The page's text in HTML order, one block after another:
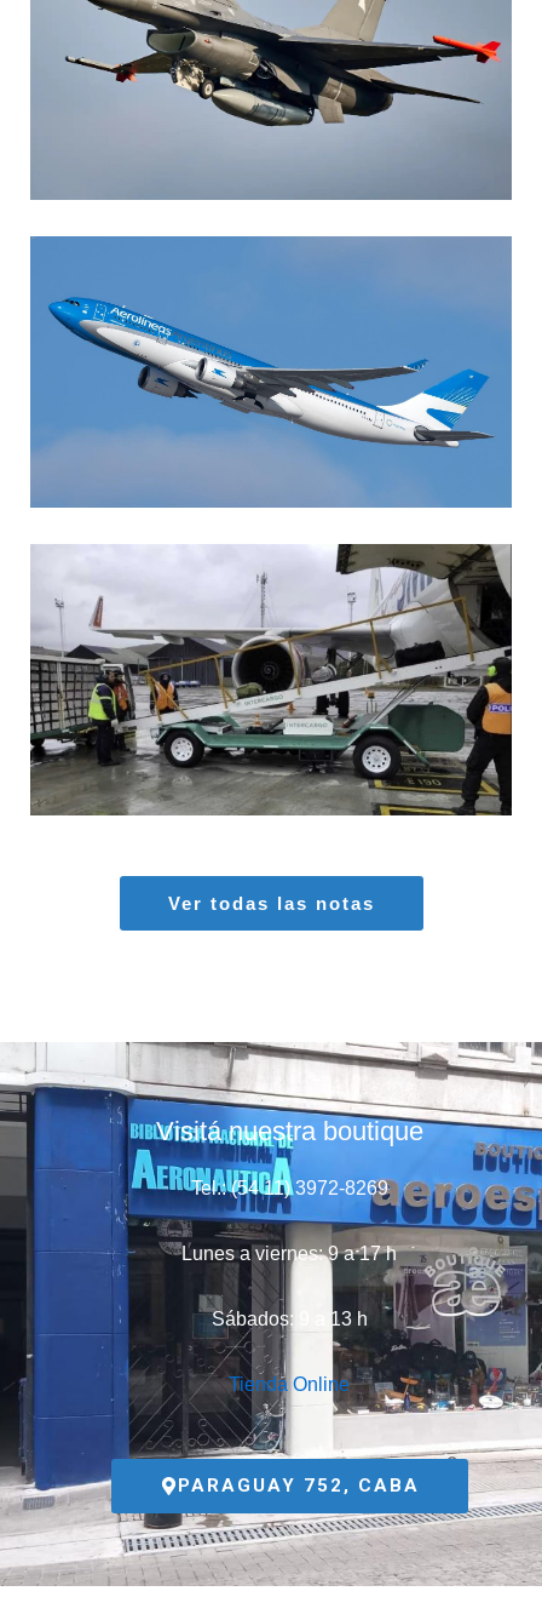
AGUSTIN BOFFI
Aviación Militar, Fuerza Aérea Argentina
MARIA SONZINI
MARIA SONZINI
Aeropuertos, Aviación General
Ver todas las notas
Visitá nuestra boutique
Tel.: (54 11) 3972-8269
Lunes a viernes: 9 a 17 h
Sábados: 9 a 13 h
Tienda Online
PARAGUAY 752, CABA